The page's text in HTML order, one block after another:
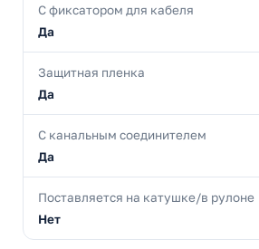
С фиксатором для кабеля
Да
Защитная пленка
Да
С канальным соединителем
Да
Поставляется на катушке/в рулоне
Нет